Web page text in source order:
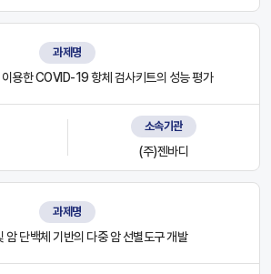
과제명
이용한 COVID-19 항체 검사키트의 성능 평가
소속기관
(주)젠바디
과제명
암 단백체 기반의 다중 암 선별도구 개발